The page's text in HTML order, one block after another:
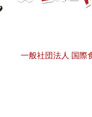
一般社団法人 国際